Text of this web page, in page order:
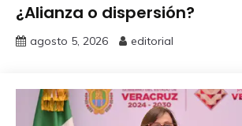
¿Alianza o dispersión?
agosto 5, 2026 editorial